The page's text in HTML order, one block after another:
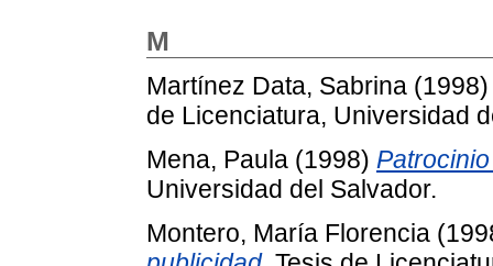
M
Martínez Data, Sabrina
de Licenciatura, Universidad
Mena, Paula (1998)
Universidad del Salvador.
Montero, María Florencia